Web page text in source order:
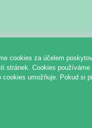
cookies za účelem
stránek. Cookies
cookies umožňuje. Pokud si